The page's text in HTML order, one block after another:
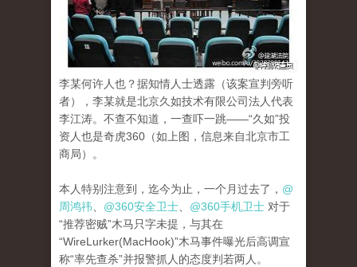
李某何许人也？据知情人士透露（该案宣判旁听
者），李某就是北京久如技术有限公司法人代表
李江涛。不查不知道，一查吓一跳——“久如”投
资人也是奇虎360（如上图，信息来自北京市工
商局）。
本人特别注意到，迄今为止，一个月过去了， @
周鸿祎
@360安全卫士 @360手机卫士 对于
“推荐密贼”木马只字未提，与其在
“WireLurker(MacHook)”木马事件曝光后高调宣
称“率先查杀”并报警抓人的态度判若两人。